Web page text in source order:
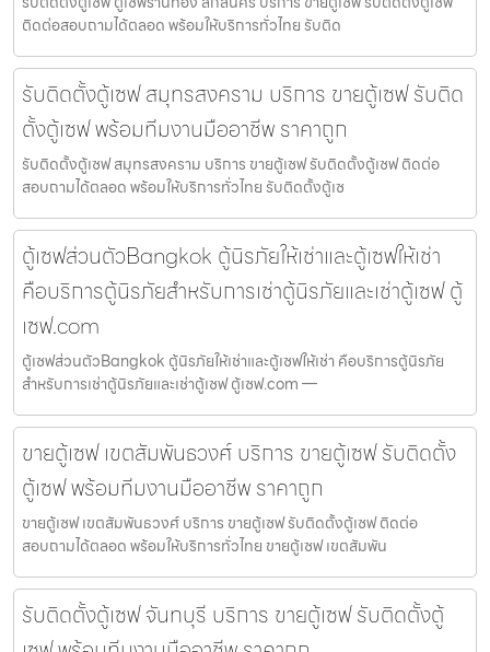
ติดต่อสอบถามได้ตลอด พร้อมให้บริการทั่วไทย รับติด
รับติดตั้งตู้เซฟ สมุทรสงคราม บริการ ขายตู้เซฟ รับติด
ตั้งตู้เซฟ พร้อมทีมงานมืออาชีพ ราคาถูก
รับติดตั้งตู้เซฟ สมุทรสงคราม บริการ ขายตู้เซฟ รับติดตั้งตู้เซฟ ติดต่อ
สอบถามได้ตลอด พร้อมให้บริการทั่วไทย รับติดตั้งตู้เซ
ตู้เซฟส่วนตัวBangkok ตู้นิรภัยให้เช่าและตู้เซฟให้เช่า
คือบริการตู้นิรภัยสำหรับการเช่าตู้นิรภัยและเช่าตู้เซฟ ตู้
เซฟ.com
ตู้เซฟส่วนตัวBangkok ตู้นิรภัยให้เช่าและตู้เซฟให้เช่า คือบริการตู้นิรภัย
สำหรับการเช่าตู้นิรภัยและเช่าตู้เซฟ ตู้เซฟ.com —
ขายตู้เซฟ เขตสัมพันธวงศ์ บริการ ขายตู้เซฟ รับติดตั้ง
ตู้เซฟ พร้อมทีมงานมืออาชีพ ราคาถูก
ขายตู้เซฟ เขตสัมพันธวงศ์ บริการ ขายตู้เซฟ รับติดตั้งตู้เซฟ ติดต่อ
สอบถามได้ตลอด พร้อมให้บริการทั่วไทย ขายตู้เซฟ เขตสัมพัน
รับติดตั้งตู้เซฟ จันทบุรี บริการ ขายตู้เซฟ รับติดตั้งตู้